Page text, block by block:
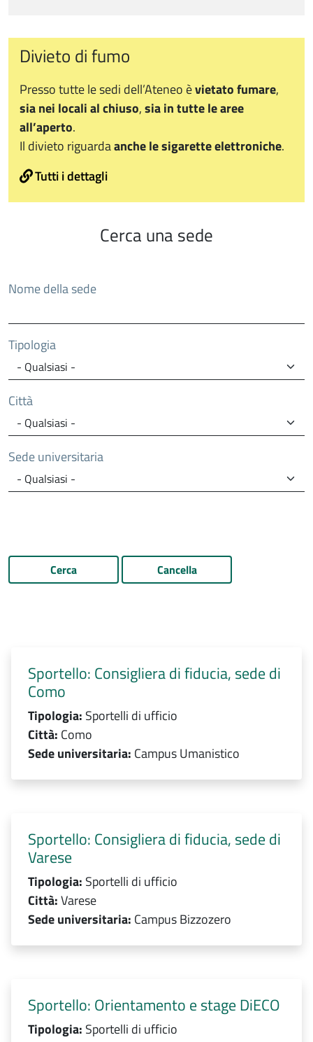
Divieto di fumo
Presso tutte le sedi dell’Ateneo èvietato fumare,
sia nei locali al chiuso,sia in tutte le aree
all’aperto.
Il divieto riguardaanche le sigarette elettroniche.
Tutti i dettagli
Cerca una sede
Nome della sede
Tipologia
Città
Sede universitaria
Cerca Cancella
Sportello: Consigliera di fiducia, sede di
Como
Tipologia: Sportelli di ufficio
Città: Como
Sede universitaria: Campus Umanistico
Sportello: Consigliera di fiducia, sede di
Varese
Tipologia: Sportelli di ufficio
Città:Varese
Sede universitaria: Campus Bizzozero
Sportello: Orientamento e stage DiECO
Tipologia: Sportelli di ufficio